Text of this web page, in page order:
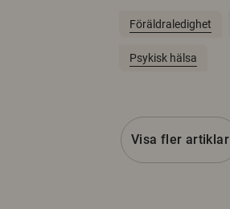
Föräldraledighet
Psykisk hälsa
Visa fler artiklar